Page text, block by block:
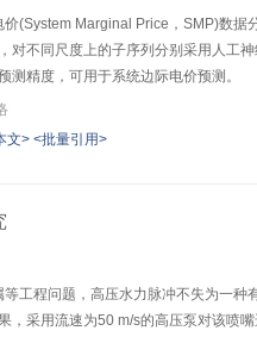
(System Marginal Price，SMP)数
对不同尺度上的子序列分别采用人
测精度，可用于系统边际电价预测。
文> <批量引用>
工程问题，高压水力脉冲不失为一
，采用流速为50 m/s的高压泵对该喷